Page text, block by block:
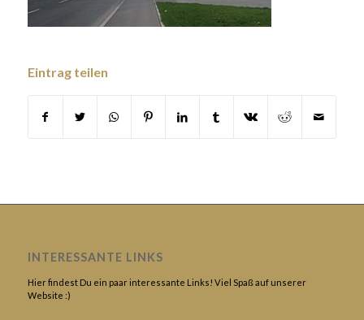
Eintrag teilen
INTERESSANTE LINKS
Hier findest Du ein paar interessante Links! Viel Spaß auf unserer
Website :)